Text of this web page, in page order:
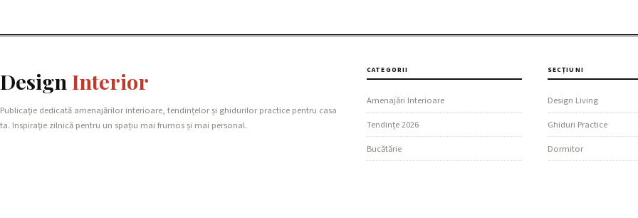
Design Interior
Publicație dedicată amenajărilor interioare, tendințelor și ghidurilor practice pentru casa
ta. Inspirație zilnică pentru un spațiu mai frumos și mai personal.
CATEGORII
Amenajări Interioare
Tendințe 2026
Bucătărie
SECȚIUNI
Design Living
Ghiduri Practice
Dormitor